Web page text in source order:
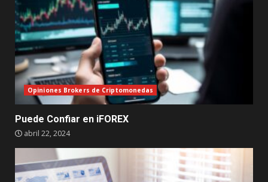
Opiniones Brokers de Criptomonedas
Puede Confiar en iFOREX
abril 22, 2024